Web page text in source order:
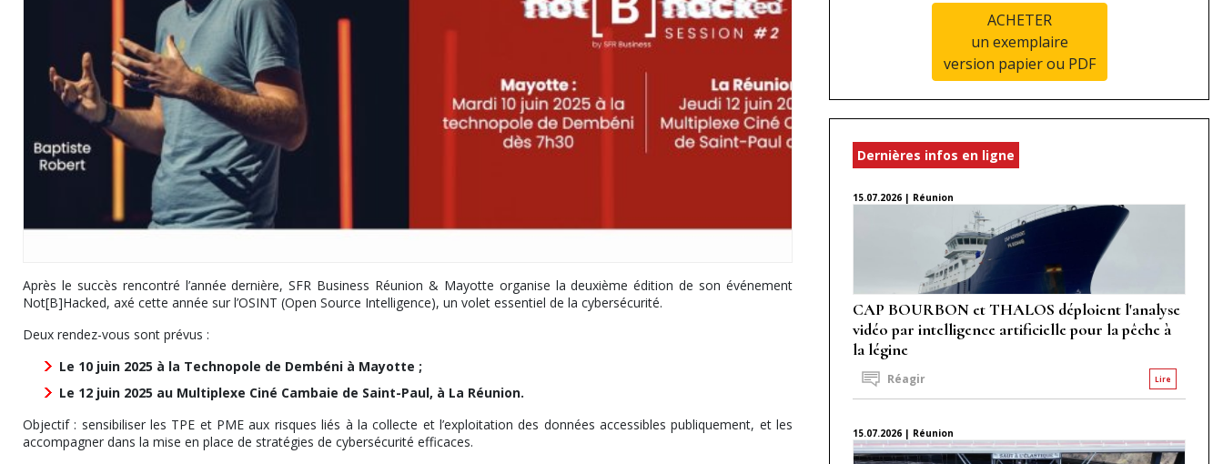
Après le succès rencontré l’année dernière, SFR Business Réunion & Mayotte organise la deuxième édition de son événement
Not[B]Hacked, axé cette année sur l’OSINT (Open Source Intelligence), un volet essentiel de la cybersécurité.
Deux rendez-vous sont prévus :
Le 10 juin 2025 à la Technopole de Dembéni à Mayotte ;
Le 12 juin 2025 au Multiplexe Ciné Cambaie de Saint-Paul, à La Réunion.
Objectif : sensibiliser les TPE et PME aux risques liés à la collecte et l’exploitation des données accessibles publiquement, et les
accompagner dans la mise en place de stratégies de cybersécurité efficaces.
ACHETER
un exemplaire
version papier ou PDF
Dernières infos en ligne
15.07.2026 | Réunion
CAP BOURBON et THALOS déploient l'analyse
vidéo par intelligence artificielle pour la pêche à
la légine
Lire
Réagir
15.07.2026 | Réunion